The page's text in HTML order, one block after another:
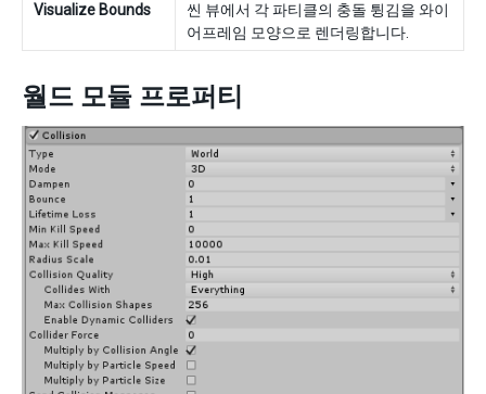
Visualize Bounds
씬 뷰에서 각 파티클의 충돌 튕김을 와이
어프레임 모양으로 렌더링합니다.
월드 모듈 프로퍼티